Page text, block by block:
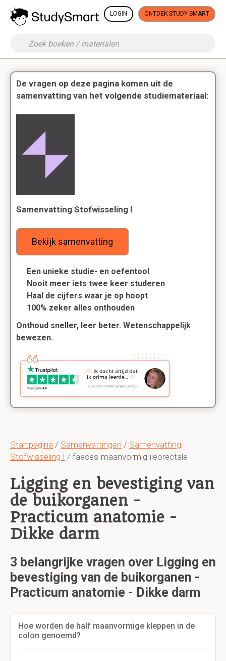
LOGIN ONTDEK STUDY SMART
Startpagina / Samenvattingen / Samenvatting
Stofwisseling I / faeces-maanvormig-ileorectale
Ligging en bevestiging van
de buikorganen -
Practicum anatomie -
Dikke darm
3 belangrijke vragen over Ligging en
bevestiging van de buikorganen -
Practicum anatomie - Dikke darm
Hoe worden de half maanvormige kleppen in de
colon genoemd?
De vragen op deze pagina komen uit de
samenvatting van het volgende studiemateriaal:
Samenvatting Stofwisseling I
Bekijk samenvatting
Een unieke studie- en oefentool
Nooit meer iets twee keer studeren
Haal de cijfers waar je op hoopt
100% zeker alles onthouden
Onthoud sneller, leer beter. Wetenschappelijk
bewezen.